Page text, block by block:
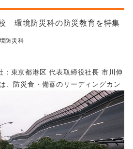
環境防災科の防災教育を特集
防災科
：東京都港区 代表取締役社長 市川伸
、防災食・備蓄のリーディングカン